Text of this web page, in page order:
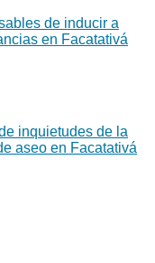
de inducir a
en Facatativá
inquietudes de la
aseo en Facatativá